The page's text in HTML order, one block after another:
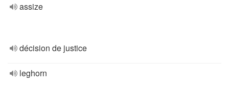
assize
décision de justice
leghorn